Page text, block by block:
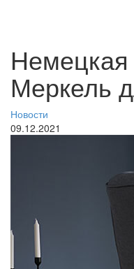
Немецкая
Меркель
Новости
09.12.2021